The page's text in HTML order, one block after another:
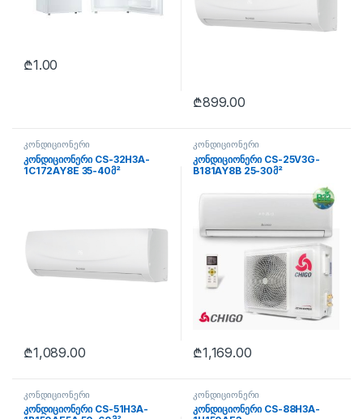
₾1.00
₾899.00
კონდიციონერი
კონდიციონერი CS-32H3A-
1C172AY8E 35-40მ²
₾1,089.00
კონდიციონერი
კონდიციონერი CS-25V3G-
B181AY8B 25-30მ²
₾1,169.00
კონდიციონერი
კონდიციონერი CS-51H3A-
კონდიციონერი
კონდიციონერი CS-88H3A-